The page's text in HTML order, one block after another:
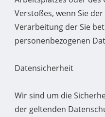
Verstoßes, wenn Sie
Verarbeitung der Sie
personenbezogenen
Datensicherheit
Wir sind um die
der geltenden